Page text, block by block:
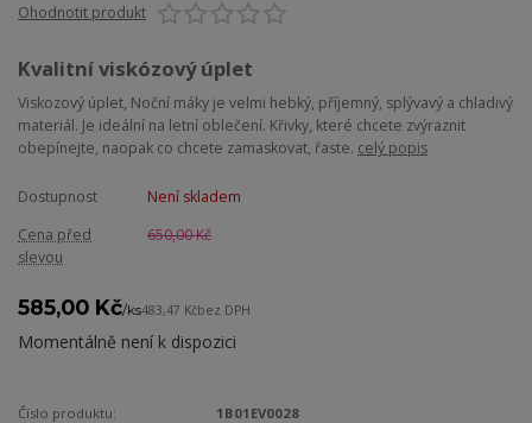
Ohodnotit produkt
Kvalitní viskózový úplet
Viskozový úplet, Noční máky je velmi hebký, příjemný, splývavý a chladivý
materiál. Je ideální na letní oblečení. Křivky, které chcete zvýraznit
obepínejte, naopak co chcete zamaskovat, řaste. celý popis
Dostupnost
Není skladem
Cena před
slevou
650,00 Kč
585,00 Kč/ks483,47 Kčbez DPH
Momentálně není k dispozici
Číslo produktu:
1B01EV0028